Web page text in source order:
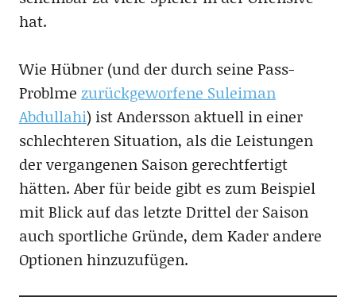
hat.
Wie Hübner (und der durch seine Pass-
Problme zurückgeworfene Suleiman
Abdullahi) ist Andersson aktuell in einer
schlechteren Situation, als die Leistungen
der vergangenen Saison gerechtfertigt
hätten. Aber für beide gibt es zum Beispiel
mit Blick auf das letzte Drittel der Saison
auch sportliche Gründe, dem Kader andere
Optionen hinzuzufügen.